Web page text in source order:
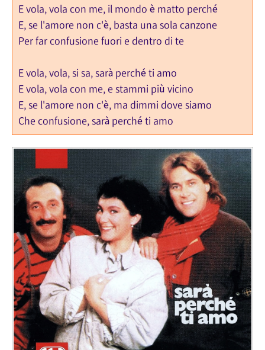
E vola, vola con me, il mondo è matto perché
E, se l'amore non c'è, basta una sola canzone
Per far confusione fuori e dentro di te
E vola, vola, si sa, sarà perché ti amo
E vola, vola con me, e stammi più vicino
E, se l'amore non c'è, ma dimmi dove siamo
Che confusione, sarà perché ti amo